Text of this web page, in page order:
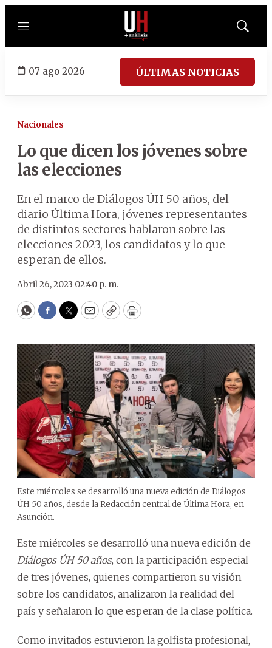
Menú
Mostrar
07 ago 2026 ÚLTIMAS NOTICIAS
Nacionales
Lo que dicen los jóvenes sobre
las elecciones
En el marco de Diálogos ÚH 50 años, del
diario Última Hora, jóvenes representantes
de distintos sectores hablaron sobre las
elecciones 2023, los candidatos y lo que
esperan de ellos.
Abril 26, 2023 02:40 p. m.
WhatsApp
Facebook
Twitter
EmailCopyPrint
Este miércoles se desarrolló una nueva edición de Diálogos
ÚH 50 años, desde la Redacción central de Última Hora, en
Asunción.
Este miércoles se desarrolló una nueva edición de
Diálogos ÚH 50 años, con la participación especial
de tres jóvenes, quienes compartieron su visión
sobre los candidatos, analizaron la realidad del
país y señalaron lo que esperan de la clase política.
Como invitados estuvieron la golfista profesional,